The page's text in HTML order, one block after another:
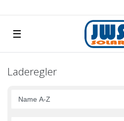
☰
Laderegler